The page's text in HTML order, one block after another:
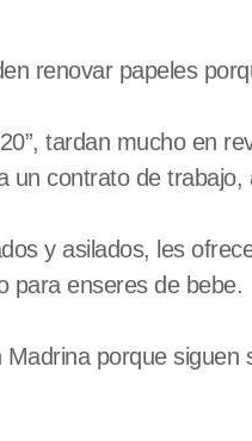
renovar papeles
tardan mucho en
un contrato de trabajo,
y asilados, les
para enseres de bebe.
porque siguen